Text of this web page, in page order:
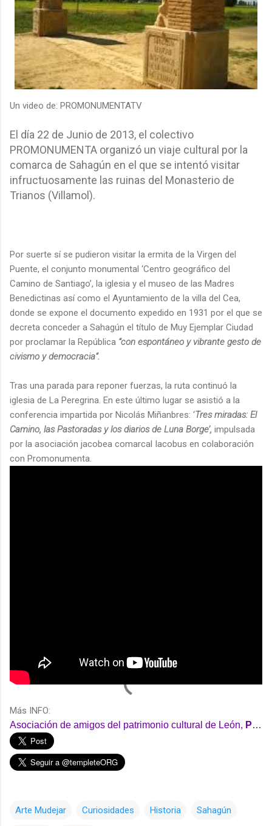
Un video de: PROMONUMENTATV
El día 22 de Junio de 2013, el colectivo
PROMONUMENTA organizó un viaje cultural por la
comarca de Sahagún en el que se intentó visitar
infructuosamente las ruinas del Monasterio de
Trianos (Villamol).
Por suerte sí se pudieron visitar la ermita de la Virgen del
Puente, el conjunto monumental ‘Centro geográfico del
Camino de Santiago’, la iglesia y el museo de las Madres
Benedictinas así como el Ayuntamiento de la villa del Cea,
donde se expone el documento expedido en 1931 por el que se
decreta conceder a Sahagún el título de Muy Ejemplar Ciudad
por proclamar la República “con espontáneo y vibrante gesto de
civismo y democracia”.
Tras una parada para reponer fuerzas, la ruta continuó la
iglesia de La Peregrina. En este último lugar se asistió a la
conferencia impartida por Nicolás Miñanbres: ‘Tres miradas: El
Camino, las Pastoradas y los diarios de Luna Borge’, impulsada
por la asociación jacobea comarcal Iacobus en colaboración
con Promonumenta.
Más INFO:
Asociación de amigos del patrimonio cultural de León, Promonumenta
Arte Mudejar Curiosidades Historia Sahagún